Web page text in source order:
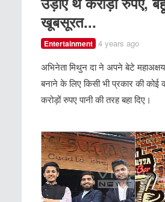
खूबसूरत...
Entertainment 4 years ago
अभिनेता मिथुन दा ने अपने बेटे महाअक्षय
बनाने के लिए किसी भी प्रकार की कोई
करोड़ों रुपए पानी की तरह बहा दिए।